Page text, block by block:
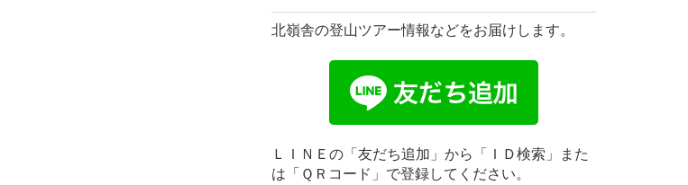
北嶺舎の登山ツアー情報などをお届けします。
ＬＩＮＥの「友だち追加」から「ＩＤ検索」また
は「ＱＲコード」で登録してください。